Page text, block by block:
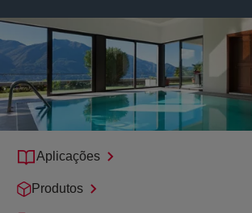
Aplicações
Produtos